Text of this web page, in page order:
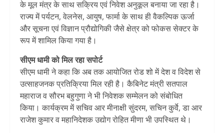
के मूल मंत्र के साथ सक्रिय एवं निवेश अनुकूल बनाया जा रहा है।
राज्य में पर्यटन, वेलनेस, आयुष, फार्मा के साथ ही वैकल्पिक ऊर्जा
और सूचना एवं विज्ञान प्रौद्योगिकी जैसे क्षेत्र को फोकस सेक्टर के
रूप में शामिल किया गया है।
सीएम धामी को मिल रहा सपोर्ट
सीएम धामी ने कहा कि अब तक आयोजित रोड शो में देश व विदेश से
उत्साहजनक प्रतिक्रिया मिल रही है। कैबिनेट मंत्री सतपाल
महाराज व सौरभ बहुगुणा ने भी निवेशक सम्मेलन को संबोधित
किया। कार्यक्रम में सचिव आर मीनाक्षी सुंदरम, सचिन कुर्वे, डा आर
राजेश कुमार व महानिदेशक उद्योग रोहित मीणा भी उपस्थित थे।